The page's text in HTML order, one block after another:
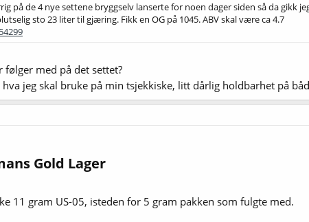
på de 4 nye settene bryggselv lanserte for noen dager siden så da gikk
sto 23 liter til gjæring. Fikk en OG på 1045. ABV skal være ca 4.7
følger med på det settet?
jeg skal bruke på min tsjekkiske, litt dårlig holdbarhet på
Gold Lager​
11 gram US-05, isteden for 5 gram pakken som fulgte med.